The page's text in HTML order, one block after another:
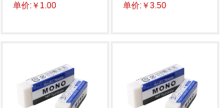
单价: ￥1.00
单价: ￥3.50